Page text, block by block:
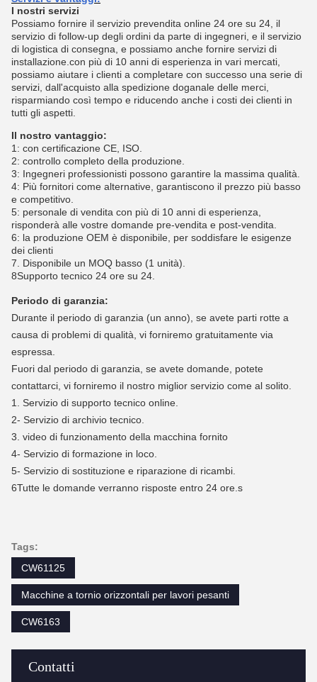
Contatti
I nostri servizi
Possiamo fornire il servizio prevendita online 24 ore su 24, il
servizio di follow-up degli ordini da parte di ingegneri, e il servizio
di logistica di consegna, e possiamo anche fornire servizi di
installazione.con più di 10 anni di esperienza in vari mercati,
possiamo aiutare i clienti a completare con successo una serie di
servizi, dall'acquisto alla spedizione doganale delle merci,
risparmiando così tempo e riducendo anche i costi dei clienti in
tutti gli aspetti.
Il nostro vantaggio:
1: con certificazione CE, ISO.
2: controllo completo della produzione.
3: Ingegneri professionisti possono garantire la massima qualità.
4: Più fornitori come alternative, garantiscono il prezzo più basso
e competitivo.
5: personale di vendita con più di 10 anni di esperienza,
risponderà alle vostre domande pre-vendita e post-vendita.
6: la produzione OEM è disponibile, per soddisfare le esigenze
dei clienti
7. Disponibile un MOQ basso (1 unità).
8Supporto tecnico 24 ore su 24.
Periodo di garanzia:
Durante il periodo di garanzia (un anno), se avete parti rotte a
causa di problemi di qualità, vi forniremo gratuitamente via
espressa.
Fuori dal periodo di garanzia, se avete domande, potete
contattarci, vi forniremo il nostro miglior servizio come al solito.
1. Servizio di supporto tecnico online.
2- Servizio di archivio tecnico.
3. video di funzionamento della macchina fornito
4- Servizio di formazione in loco.
5- Servizio di sostituzione e riparazione di ricambi.
6Tutte le domande verranno risposte entro 24 ore. s
Tags:
CW61125
Macchine a tornio orizzontali per lavori pesanti
CW6163